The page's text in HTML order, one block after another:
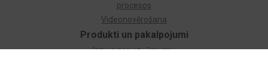
Produkti un pakalpojumi
Izziņa par uzņēmumu
procesos
Videonovērošana